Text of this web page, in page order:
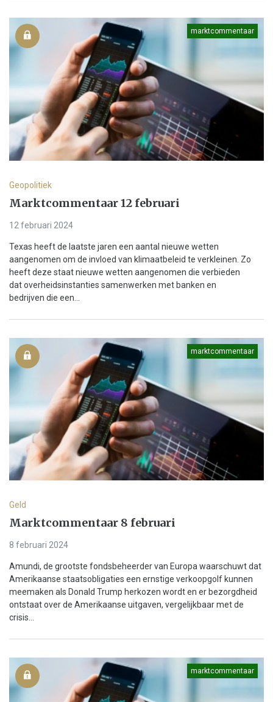
marktcommentaar
Geopolitiek
Marktcommentaar 12 februari
12 februari 2024
Texas heeft de laatste jaren een aantal nieuwe wetten
aangenomen om de invloed van klimaatbeleid te verkleinen. Zo
heeft deze staat nieuwe wetten aangenomen die verbieden
dat overheidsinstanties samenwerken met banken en
bedrijven die een...
marktcommentaar
Geld
Marktcommentaar 8 februari
8 februari 2024
Amundi, de grootste fondsbeheerder van Europa waarschuwt dat
Amerikaanse staatsobligaties een ernstige verkoopgolf kunnen
meemaken als Donald Trump herkozen wordt en er bezorgdheid
ontstaat over de Amerikaanse uitgaven, vergelijkbaar met de
crisis...
marktcommentaar